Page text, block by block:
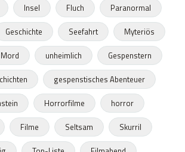
Insel Fluch
Paranormal
Geschichte Seefahrt
Myteriös
Mord unheimlich
Gespenstern
gespenstisches Abenteuer
Horrorfilme
horror
Filme Seltsam
Skurril